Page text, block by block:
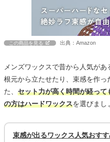
この商品を見る 出典：Amazon
メンズワックスで昔から人気が
根元から立たせたり、束感を作っ
た、 セット力が高く時間が経っ
の方はハードワックスを選びまし
束感が出るワックス人気おす